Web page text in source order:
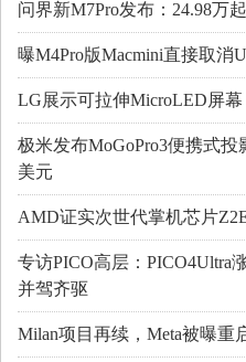
问界新M7Pro发布：24.98万
曝M4Pro版Macmini直接取消
LG展示可拉伸MicroLED屏
极米发布MoGoPro3便携式投
美元
AMD证实次世代掌机芯片
专访PICO高层：PICO4Ultra
并驾齐驱
Milan项目再续，Meta被曝重